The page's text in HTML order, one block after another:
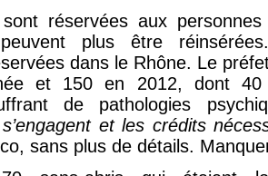
réservées aux
plus être
dans le Rhône. Le
et 150 en 2012, dont 40
de pathologies
et les crédits
sans plus de détails.